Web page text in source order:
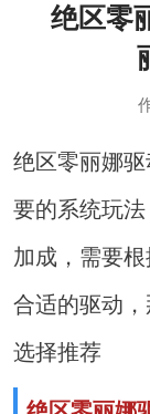
绝区零
绝区零丽娜
要的系统玩
加成，需要
合适的驱动
选择推荐